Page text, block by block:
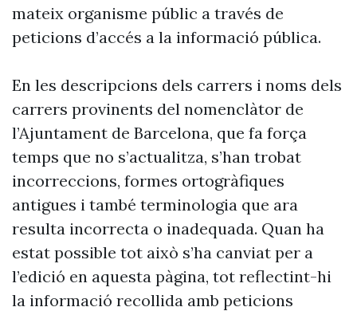
mateix organisme públic a través de
peticions d’accés a la informació pública.
En les descripcions dels carrers i noms dels
carrers provinents del nomenclàtor de
l’Ajuntament de Barcelona, que fa força
temps que no s’actualitza, s’han trobat
incorreccions, formes ortogràfiques
antigues i també terminologia que ara
resulta incorrecta o inadequada. Quan ha
estat possible tot això s’ha canviat per a
l’edició en aquesta pàgina, tot reflectint-hi
la informació recollida amb peticions